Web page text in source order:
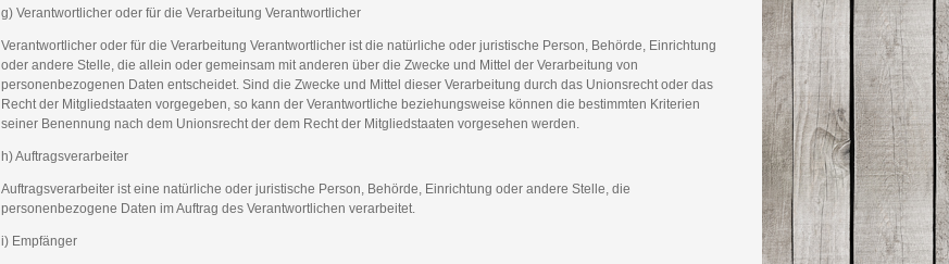
g) Verantwortlicher oder für die Verarbeitung Verantwortlicher
Verantwortlicher oder für die Verarbeitung Verantwortlicher ist die natürliche oder juristische Person, Behörde, Einrichtung
oder andere Stelle, die allein oder gemeinsam mit anderen über die Zwecke und Mittel der Verarbeitung von
personenbezogenen Daten entscheidet. Sind die Zwecke und Mittel dieser Verarbeitung durch das Unionsrecht oder das
Recht der Mitgliedstaaten vorgegeben, so kann der Verantwortliche beziehungsweise können die bestimmten Kriterien
seiner Benennung nach dem Unionsrecht der dem Recht der Mitgliedstaaten vorgesehen werden.
h) Auftragsverarbeiter
Auftragsverarbeiter ist eine natürliche oder juristische Person, Behörde, Einrichtung oder andere Stelle, die
personenbezogene Daten im Auftrag des Verantwortlichen verarbeitet.
i) Empfänger